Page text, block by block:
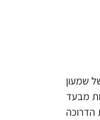
שמעון
מבעד
הדרוכה